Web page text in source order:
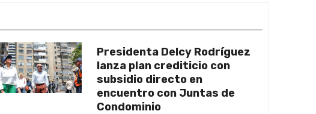
Presidenta Delcy Rodríguez
lanza plan crediticio con
subsidio directo en
encuentro con Juntas de
Condominio